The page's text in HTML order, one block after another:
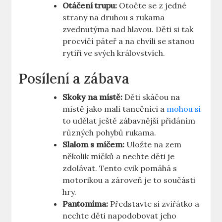
Otáčení trupu: Otočte se z jedné
strany na druhou s rukama
zvednutýma nad hlavou. Děti si tak
procvičí páteř a na chvíli se stanou
rytíři ve svých královstvích.
Posílení a zábava
Skoky na místě: Děti skáčou na
místě jako malí tanečníci a mohou si
to udělat ještě zábavnější přidáním
různých pohybů rukama.
Slalom s míčem: Uložte na zem
několik míčků a nechte děti je
zdolávat. Tento cvik pomáhá s
motorikou a zároveň je to součásti
hry.
Pantomima: Představte si zvířátko a
nechte děti napodobovat jeho